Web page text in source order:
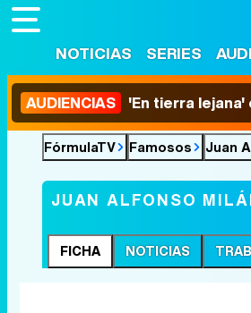
NOTICIAS SERIES
AUDIENCIAS 'En tierra lejana'
FórmulaTV Famosos Juan
JUAN ALFONSO
FICHA NOTICIAS